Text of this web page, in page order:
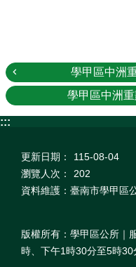
學甲區中洲
學甲區中洲
:::
更新日期：
115-08-04
瀏覽人次：
202
資料維護：臺南市學甲區
版權所有：學甲區公所｜
時、下午1時30分至5時30